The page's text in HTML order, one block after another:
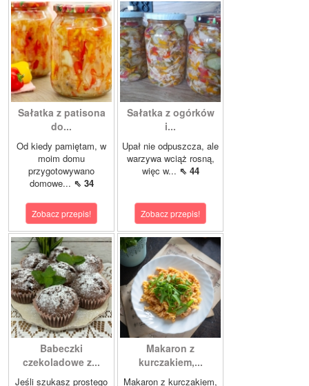
Sałatka z patisona
do...
Od kiedy pamiętam, w
moim domu
przygotowywano
domowe... ⇖ 34
Zobacz przepis!
Sałatka z ogórków
i...
Upał nie odpuszcza, ale
warzywa wciąż rosną,
więc w... ⇖ 44
Zobacz przepis!
Babeczki
czekoladowe z...
Jeśli szukasz prostego
Makaron z
kurczakiem,...
Makaron z kurczakiem,